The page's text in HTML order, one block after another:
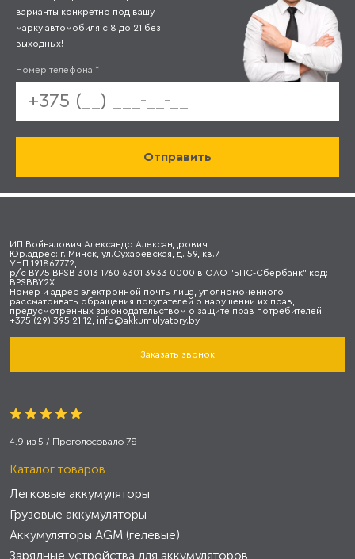
варианты конкретно под вашу
марку автомобиля с 8 до 21 без
выходных!
Номер телефона *
ИП Войналович Александр Александрович
Юр.адрес: г. Минск, ул.Сухаревская, д. 59, кв.7
УНП 191867772,
р/с BY75 BPSB 3013 1760 6301 3933 0000 в ОАО "БПС-Сбербанк" код:
BPSBBY2X
Номер и адрес электронной почты лица, уполномоченного
рассматривать обращения покупателей о нарушении их прав,
предусмотренных законодательством о защите прав потребителей:
+375 (29) 395 21 12, info@akkumulyatory.by
Заказать звонок
4.9 из 5 / Проголосовало 78
Каталог товаров
Легковые аккумуляторы
Грузовые аккумуляторы
Аккумуляторы AGM (гелевые)
Зарядные устройства для аккумуляторов